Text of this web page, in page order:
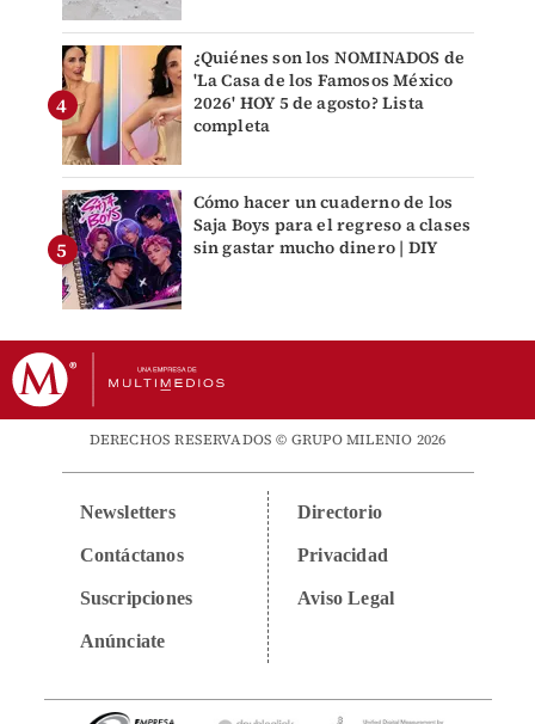
¿Quiénes son los NOMINADOS de
'La Casa de los Famosos México
2026' HOY 5 de agosto? Lista
completa
Cómo hacer un cuaderno de los
Saja Boys para el regreso a clases
sin gastar mucho dinero | DIY
DERECHOS RESERVADOS © GRUPO MILENIO 2026
Newsletters
Contáctanos
Suscripciones
Anúnciate
Directorio
Privacidad
Aviso Legal